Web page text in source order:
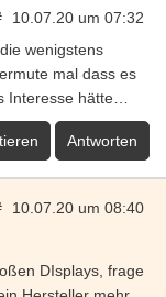
10.07.20 um 07:32
wenigstens
mal dass es
Interesse hätte…
Antworten
10.07.20 um 08:40
DIsplays, frage